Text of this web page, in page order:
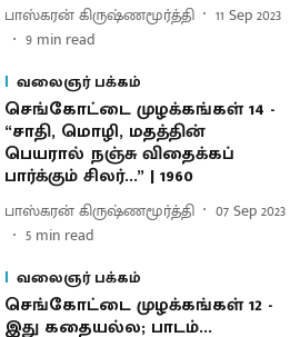
பாஸ்கரன் கிருஷ்ணமூர்த்தி
11 Sep 2023
9 min read
வலைஞர் பக்கம்
செங்கோட்டை முழக்கங்கள் 14 -
“சாதி, மொழி, மதத்தின்
பெயரால் நஞ்சு விதைக்கப்
பார்க்கும் சிலர்...” | 1960
பாஸ்கரன் கிருஷ்ணமூர்த்தி
07 Sep 2023
5 min read
வலைஞர் பக்கம்
செங்கோட்டை முழக்கங்கள் 12 -
இது கதையல்ல; பாடம்...